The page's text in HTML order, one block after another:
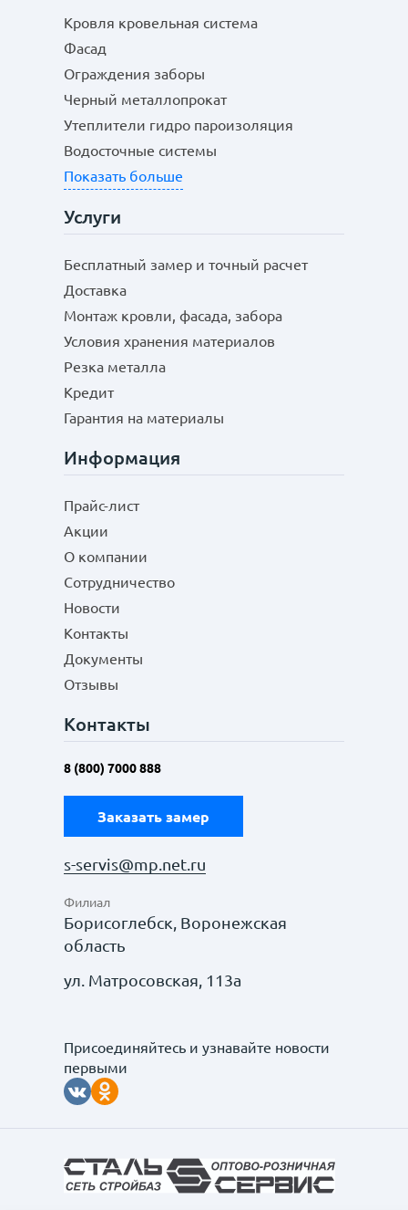
Кровля кровельная система
Фасад
Ограждения заборы
Черный металлопрокат
Утеплители гидро пароизоляция
Водосточные системы
Показать больше
Услуги
Бесплатный замер и точный расчет
Доставка
Монтаж кровли, фасада, забора
Условия хранения материалов
Резка металла
Кредит
Гарантия на материалы
Информация
Прайс-лист
Акции
О компании
Сотрудничество
Новости
Контакты
Документы
Отзывы
Контакты
8 (800) 7000 888
Заказать замер
s-servis@mp.net.ru
Филиал
Борисоглебск, Воронежская
область
ул. Матросовская, 113а
Присоединяйтесь и узнавайте новости
первыми